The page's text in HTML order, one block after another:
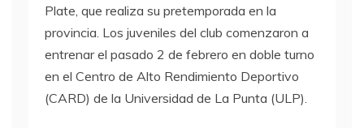
Plate, que realiza su pretemporada en la
provincia. Los juveniles del club comenzaron a
entrenar el pasado 2 de febrero en doble turno
en el Centro de Alto Rendimiento Deportivo
(CARD) de la Universidad de La Punta (ULP).